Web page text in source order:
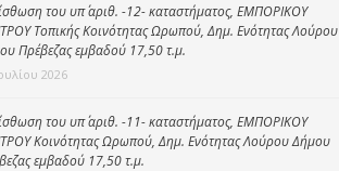
του υπ΄ αριθ. -12- καταστήματος, ΕΜΠΟΡΙΚΟΥ
Τοπικής Κοινότητας Ωρωπού, Δημ. Ενότητας Λούρου
Πρέβεζας εμβαδού 17,50 τ.μ.
2026
του υπ΄ αριθ. -11- καταστήματος, ΕΜΠΟΡΙΚΟΥ
Κοινότητας Ωρωπού, Δημ. Ενότητας Λούρου Δήμου
εμβαδού 17,50 τ.μ.